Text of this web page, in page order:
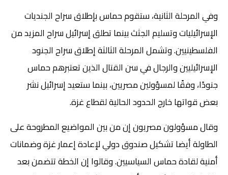
وفي المرحلة الثانية، ستقوم حماس بإطلاق سراح الجنديات
الإسرائيليات وتسليم الجثث بينما تطلق إسرائيل سراح المزيد من
الفلسطينيين. وتشمل المرحلة الثالثة إطلاق سراح الجنود
الإسرائيليين والرجال في سن القتال الذين تعتبرهم حماس
جنودًا، وفقًا لمسؤولين مصريين، بينما ستعيد إسرائيل نشر
بعض قواتها خارج الحدود الحالية لقطاع غزة.
وقال مسؤولون مصريون إن من بين المواضيع المطروحة على
الطاولة أيضا تشكيل صندوق دولي لإعادة إعمار غزة وضمانات
أمنية لقادة حماس السياسيين. وقالوا إن الخطة تتضمن بعد